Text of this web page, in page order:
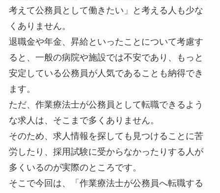
考えて公務員として働きたい」と考える人も少な
くありません。
退職金や年金、昇給といったことについて考慮す
ると、一般の病院や施設では不安であり、もっと
安定している公務員が人気であることも納得でき
ます。
ただ、作業療法士が公務員として転職できるよう
な求人は、そこまで多くありません。
そのため、求人情報を探しても見つけることに苦
労したり、採用試験に受からなかったりする人が
多くいるのが実際のところです。
そこで今回は、「作業療法士が公務員へ転職する